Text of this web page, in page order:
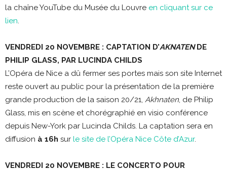
la chaîne YouTube du Musée du Louvre en cliquant sur ce
lien.
VENDREDI 20 NOVEMBRE : CAPTATION D’AKNATENDE
PHILIP GLASS, PAR LUCINDA CHILDS
L’Opéra de Nice a dû fermer ses portes mais son site Internet
reste ouvert au public pour la présentation de la première
grande production de la saison 20/21, Akhnaten, de Philip
Glass, mis en scène et chorégraphié en visio conférence
depuis New-York par Lucinda Childs. La captation sera en
diffusion à 16h sur le site de l’Opéra Nice Côte d’Azur.
VENDREDI 20 NOVEMBRE : LE CONCERTO POUR